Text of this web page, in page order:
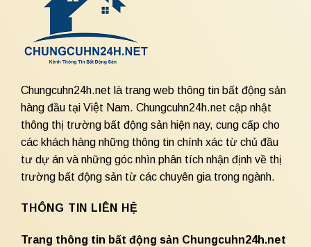
Chungcuhn24h.net là trang web thông tin bất động sản
hàng đầu tại Việt Nam. Chungcuhn24h.net cập nhật
thông thị trường bất động sản hiện nay, cung cấp cho
các khách hàng những thông tin chính xác từ chủ đầu
tư dự án và những góc nhìn phân tích nhận định về thị
trường bất động sản từ các chuyên gia trong ngành.
THÔNG TIN LIÊN HỆ
Trang thông tin bất động sản Chungcuhn24h.net